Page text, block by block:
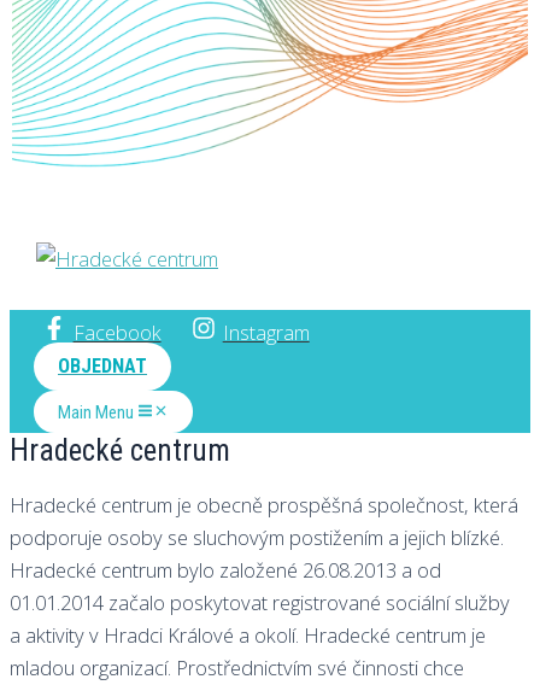
Facebook Instagram
OBJEDNAT
Main Menu
Hradecké centrum
Hradecké centrum je obecně prospěšná společnost, která
podporuje osoby se sluchovým postižením a jejich blízké.
Hradecké centrum bylo založené 26.08.2013 a od
01.01.2014 začalo poskytovat registrované sociální služby
a aktivity v Hradci Králové a okolí. Hradecké centrum je
mladou organizací. Prostřednictvím své činnosti chce